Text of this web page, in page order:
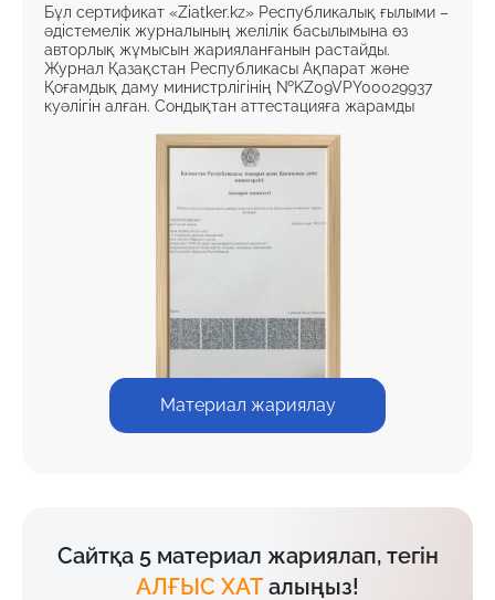
Бұл сертификат «Ziatker.kz» Республикалық ғылыми –
әдістемелік журналының желілік басылымына өз
авторлық жұмысын жарияланғанын растайды.
Журнал Қазақстан Республикасы Ақпарат және
Қоғамдық даму министрлігінің №KZ09VPY00029937
куәлігін алған. Сондықтан аттестацияға жарамды
Материал жариялау
Сайтқа 5 материал жариялап, тегін
АЛҒЫС ХАТ алыңыз!